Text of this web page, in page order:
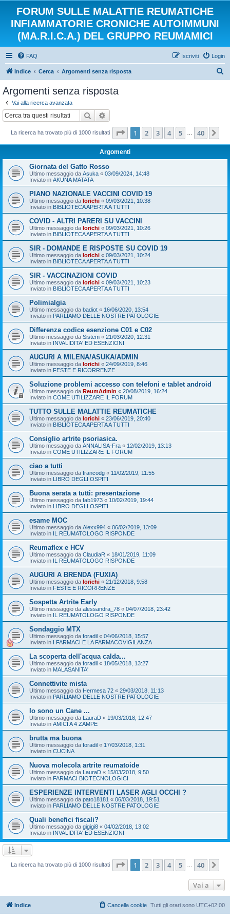
FORUM SULLE MALATTIE REUMATICHE
INFIAMMATORIE CRONICHE AUTOIMMUNI
(MA.R.I.C.A.) DEL GRUPPO REUMAMICI
FAQ Login
Iscriviti
Indice Cerca Argomenti senza risposta
Argomenti senza risposta
Vai alla ricerca avanzata
Cerca
La ricerca ha trovato più di 1000 risultati Pagina di 40
1 2 3 4 5 40
Argomenti
Giornata del Gatto Rosso
Ultimo messaggio da Asuka « 03/09/2024, 14:48
Inviato in AKUNA MATATA
PIANO NAZIONALE VACCINI COVID 19
Ultimo messaggio da lorichi « 09/03/2021, 10:38
Inviato in BIBLIOTECA APERTA A TUTTI
COVID - ALTRI PARERI SU VACCINI
Ultimo messaggio da lorichi « 09/03/2021, 10:26
Inviato in BIBLIOTECA APERTA A TUTTI
SIR - DOMANDE E RISPOSTE SU COVID 19
Ultimo messaggio da lorichi « 09/03/2021, 10:24
Inviato in BIBLIOTECA APERTA A TUTTI
SIR - VACCINAZIONI COVID
Ultimo messaggio da lorichi « 09/03/2021, 10:23
Inviato in BIBLIOTECA APERTA A TUTTI
Polimialgia
Ultimo messaggio da badiot « 16/06/2020, 13:54
Inviato in PARLIAMO DELLE NOSTRE PATOLOGIE
Differenza codice esenzione C01 e C02
Ultimo messaggio da Sistem « 21/03/2020, 12:31
Inviato in INVALIDITA' ED ESENZIONI
AUGURI A MILENA/ASUKA/ADMIN
Ultimo messaggio da lorichi « 24/09/2019, 8:46
Inviato in FESTE E RICORRENZE
Soluzione problemi accesso con telefoni e tablet android
Ultimo messaggio da ReumAdmin « 20/08/2019, 16:24
Inviato in COME UTILIZZARE IL FORUM
TUTTO SULLE MALATTIE REUMATICHE
Ultimo messaggio da lorichi « 23/06/2019, 20:40
Inviato in BIBLIOTECA APERTA A TUTTI
Consiglio artrite psoriasica.
Ultimo messaggio da ANNALISA-Fra « 12/02/2019, 13:13
Inviato in COME UTILIZZARE IL FORUM
ciao a tutti
Ultimo messaggio da francodg « 11/02/2019, 11:55
Inviato in LIBRO DEGLI OSPITI
Buona serata a tutti: presentazione
Ultimo messaggio da fab1973 « 10/02/2019, 19:44
Inviato in LIBRO DEGLI OSPITI
esame MOC
Ultimo messaggio da Alexx994 « 06/02/2019, 13:09
Inviato in IL REUMATOLOGO RISPONDE
Reumaflex e HCV
Ultimo messaggio da ClaudiaR « 18/01/2019, 11:09
Inviato in IL REUMATOLOGO RISPONDE
AUGURI A BRENDA (FUXIA)
Ultimo messaggio da lorichi « 21/12/2018, 9:58
Inviato in FESTE E RICORRENZE
Sospetta Artrite Early
Ultimo messaggio da alessandra_78 « 04/07/2018, 23:42
Inviato in IL REUMATOLOGO RISPONDE
Sondaggio MTX
Ultimo messaggio da foradil « 04/06/2018, 15:57
Inviato in I FARMACI E LA FARMACOVIGILANZA
La scoperta dell'acqua calda...
Ultimo messaggio da foradil « 18/05/2018, 13:27
Inviato in MALASANITA'
Connettivite mista
Ultimo messaggio da Hermesa 72 « 29/03/2018, 11:13
Inviato in PARLIAMO DELLE NOSTRE PATOLOGIE
Io sono un Cane ...
Ultimo messaggio da LauraD « 19/03/2018, 12:47
Inviato in AMICI A 4 ZAMPE
brutta ma buona
Ultimo messaggio da foradil « 17/03/2018, 1:31
Inviato in CUCINA
Nuova molecola artrite reumatoide
Ultimo messaggio da LauraD « 15/03/2018, 9:50
Inviato in FARMACI BIOTECNOLOGICI
ESPERIENZE INTERVENTI LASER AGLI OCCHI ?
Ultimo messaggio da pato18181 « 06/03/2018, 19:51
Inviato in PARLIAMO DELLE NOSTRE PATOLOGIE
Quali benefici fiscali?
Ultimo messaggio da gigigi8 « 04/02/2018, 13:02
Inviato in INVALIDITA' ED ESENZIONI
La ricerca ha trovato più di 1000 risultati Pagina di 40
1 2 3 4 5 40
Vai a
Indice Tutti gli orari sono UTC+02:00
Cancella cookie